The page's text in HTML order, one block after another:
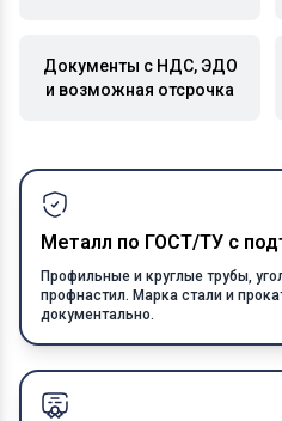
Документы с НДС, ЭДО
и возможная отсрочка
Металл по ГОСТ/ТУ с
Профильные и круглые трубы,
профнастил. Марка стали и
документально.